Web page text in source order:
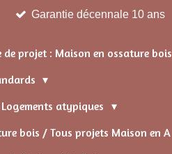
Garantie décennale 10 ans
de projet : Maison en ossature bois
atypiques
bois / Tous projets Maison en A